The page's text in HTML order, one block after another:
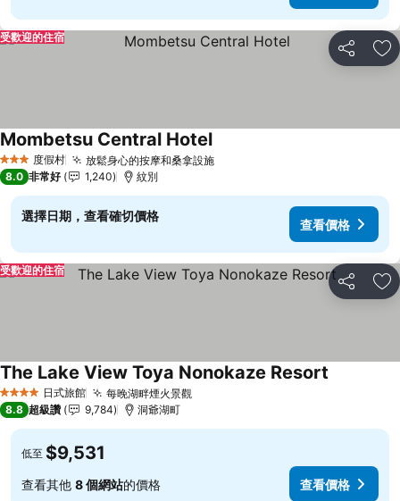
分享 加
受歡迎的住宿
3 星級 度假村 放鬆身心的按摩和桑拿設施查看價格
Mombetsu Central Hotel查看價格
8.0 非常好 1,240 紋別
選擇日期，查看確切價格
查看價格
分享 加
受歡迎的住宿
4 星級 日式旅館 每晚湖畔煙火景觀查看價格
The Lake View Toya Nonokaze Resort
8.8 超級讚 9,784 洞爺湖町
低至 $9,531
查看其他 8 個網站的價格 查看價格